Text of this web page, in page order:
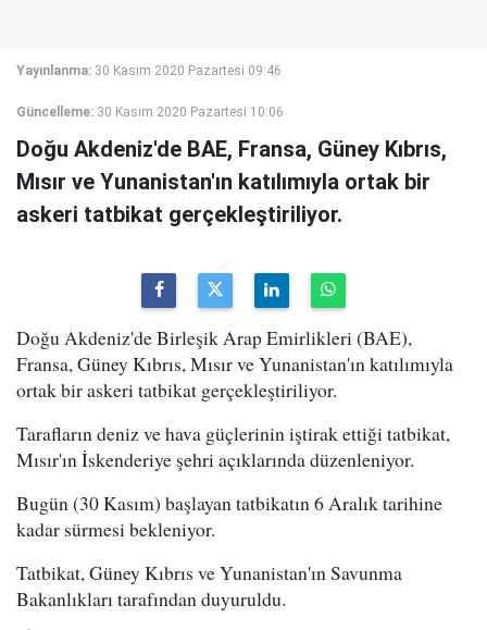
Yayınlanma: 30 Kasım 2020 Pazartesi 09:46
Güncelleme: 30 Kasım 2020 Pazartesi 10:06
Doğu Akdeniz'de BAE, Fransa, Güney Kıbrıs,
Mısır ve Yunanistan'ın katılımıyla ortak bir
askeri tatbikat gerçekleştiriliyor.
Doğu Akdeniz'de Birleşik Arap Emirlikleri (BAE),
Fransa, Güney Kıbrıs, Mısır ve Yunanistan'ın katılımıyla
ortak bir askeri tatbikat gerçekleştiriliyor.
Tarafların deniz ve hava güçlerinin iştirak ettiği tatbikat,
Mısır'ın İskenderiye şehri açıklarında düzenleniyor.
Bugün (30 Kasım) başlayan tatbikatın 6 Aralık tarihine
kadar sürmesi bekleniyor.
Tatbikat, Güney Kıbrıs ve Yunanistan'ın Savunma
Bakanlıkları tarafından duyuruldu.